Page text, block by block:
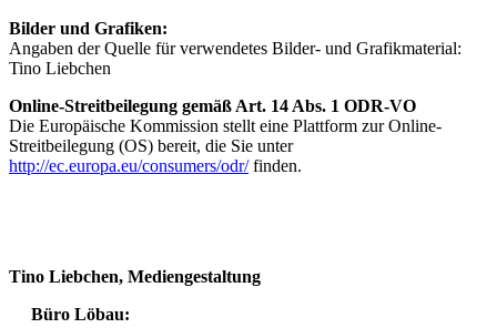
Bilder und Grafiken:
Angaben der Quelle für verwendetes Bilder- und Grafikmaterial:
Tino Liebchen
Online-Streitbeilegung gemäß Art. 14 Abs. 1 ODR-VO
Die Europäische Kommission stellt eine Plattform zur Online-
Streitbeilegung (OS) bereit, die Sie unter
http://ec.europa.eu/consumers/odr/finden.
Tino Liebchen, Mediengestaltung
Büro Löbau: